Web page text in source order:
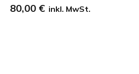
80,00 € inkl. MwSt.